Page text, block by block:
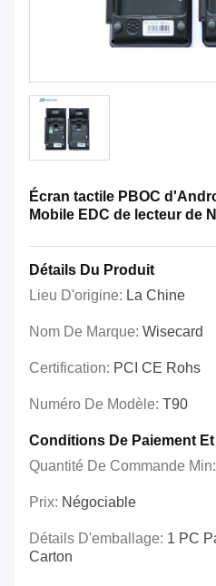
Écran tactile PBOC
Mobile EDC de lecteur de
Détails Du Produit
Lieu D'origine: La Chine
Nom De Marque: Wisecard
Certification: PCI CE Rohs
Numéro De Modèle: T90
Conditions De Paiement
Quantité De Commande Min:
Prix: Négociable
Détails D'emballage: 1 PC
Carton